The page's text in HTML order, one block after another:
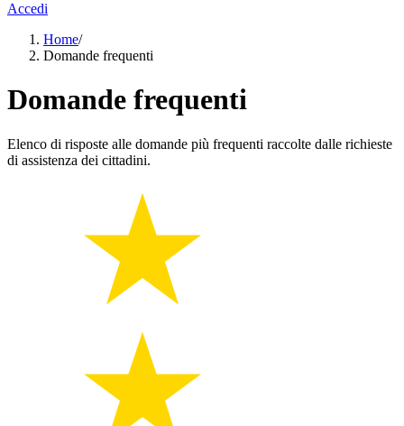
Accedi
Home/
Domande frequenti
Domande frequenti
Elenco di risposte alle domande più frequenti raccolte dalle richieste
di assistenza dei cittadini.